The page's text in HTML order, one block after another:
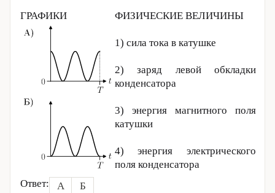
ГРАФИКИ ФИЗИЧЕСКИЕ ВЕЛИЧИНЫ
1) сила тока в катушке
2) заряд левой обкладки
конденсатора
3) энергия магнитного поля
катушки
4) энергия электрического
поля конденсатора
Ответ:
А Б